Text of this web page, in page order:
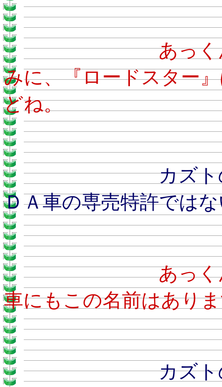
あ
みに、『ロードスター
どね。
カズトのおと
ＤＡ車の専売特許では
あ
車にもこの名前はあり
カズトのおと